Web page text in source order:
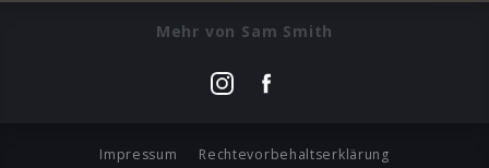
Mehr von Sam Smith
Impressum Rechtevorbehaltserklärung